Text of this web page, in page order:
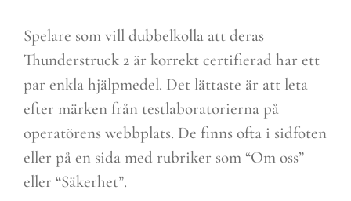
Spelare som vill dubbelkolla att deras
Thunderstruck 2 är korrekt certifierad har ett
par enkla hjälpmedel. Det lättaste är att leta
efter märken från testlaboratorierna på
operatörens webbplats. De finns ofta i sidfoten
eller på en sida med rubriker som “Om oss”
eller “Säkerhet”.